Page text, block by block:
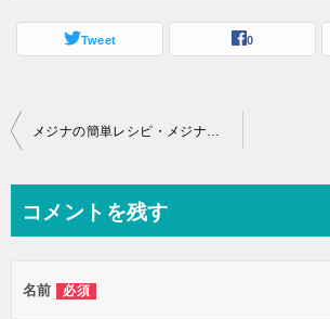
Tweet 0
投
ビ
ー
メジナの簡単レシピ・メジナのピリ辛蒸し
コメントを残す
名前 必須